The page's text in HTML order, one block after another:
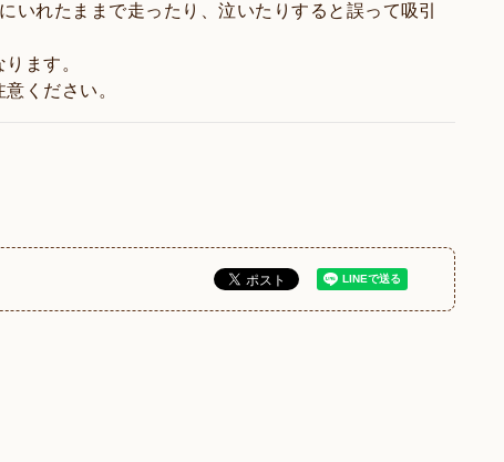
れたままで走ったり、泣いたりすると誤って吸引
ます。
ください。